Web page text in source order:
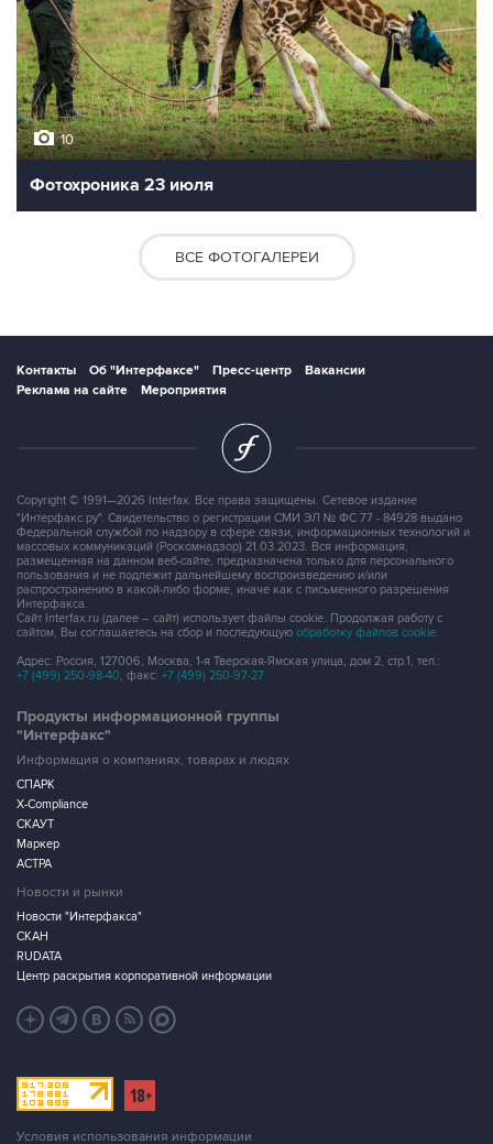
10
Фотохроника 23 июля
ВСЕ ФОТОГАЛЕРЕИ
Контакты Об "Интерфаксе" Пресс-центр
Вакансии
Реклама на сайте
Мероприятия
Copyright © 1991—2026 Interfax. Все права защищены. Сетевое издание
"Интерфакс.ру". Свидетельство о регистрации СМИ ЭЛ № ФС 77 - 84928 выдано
Федеральной службой по надзору в сфере связи, информационных технологий и
массовых коммуникаций (Роскомнадзор) 21.03.2023. Вся информация,
размещенная на данном веб-сайте, предназначена только для персонального
пользования и не подлежит дальнейшему воспроизведению и/или
распространению в какой-либо форме, иначе как с письменного разрешения
Интерфакса.
Сайт Interfax.ru (далее – сайт) использует файлы cookie. Продолжая работу с
сайтом, Вы соглашаетесь на сбор и последующую обработку файлов cookie.
Адрес: Россия, 127006, Москва, 1-я Тверская-Ямская улица, дом 2, стр.1, тел.:
+7 (499) 250-98-40, факс: +7 (499) 250-97-27
Продукты информационной группы
"Интерфакс"
Информация о компаниях, товарах и людях
СПАРК
X-Compliance
СКАУТ
Маркер
АСТРА
Новости и рынки
Новости "Интерфакса"
СКАН
RUDATA
Центр раскрытия корпоративной информации
Условия использования информации